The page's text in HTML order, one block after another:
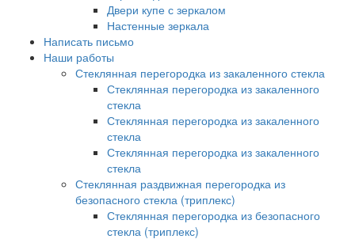
Двери купе с зеркалом
Настенные зеркала
Написать письмо
Наши работы
Стеклянная перегородка из закаленного стекла
Стеклянная перегородка из закаленного
стекла
Стеклянная перегородка из закаленного
стекла
Стеклянная перегородка из закаленного
стекла
Стеклянная раздвижная перегородка из
безопасного стекла (триплекс)
Стеклянная перегородка из безопасного
стекла (триплекс)